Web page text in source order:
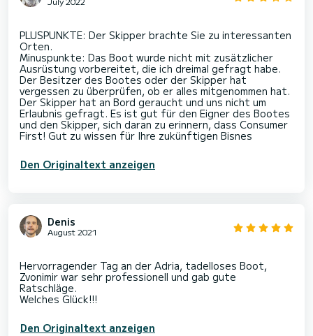
PLUSPUNKTE: Der Skipper brachte Sie zu interessanten
Orten.
Minuspunkte: Das Boot wurde nicht mit zusätzlicher
Ausrüstung vorbereitet, die ich dreimal gefragt habe.
Der Besitzer des Bootes oder der Skipper hat
vergessen zu überprüfen, ob er alles mitgenommen hat.
Der Skipper hat an Bord geraucht und uns nicht um
Erlaubnis gefragt. Es ist gut für den Eigner des Bootes
und den Skipper, sich daran zu erinnern, dass Consumer
Den Originaltext anzeigen
Denis
August 2021
Hervorragender Tag an der Adria, tadelloses Boot,
Zvonimir war sehr professionell und gab gute
Ratschläge.
Den Originaltext anzeigen